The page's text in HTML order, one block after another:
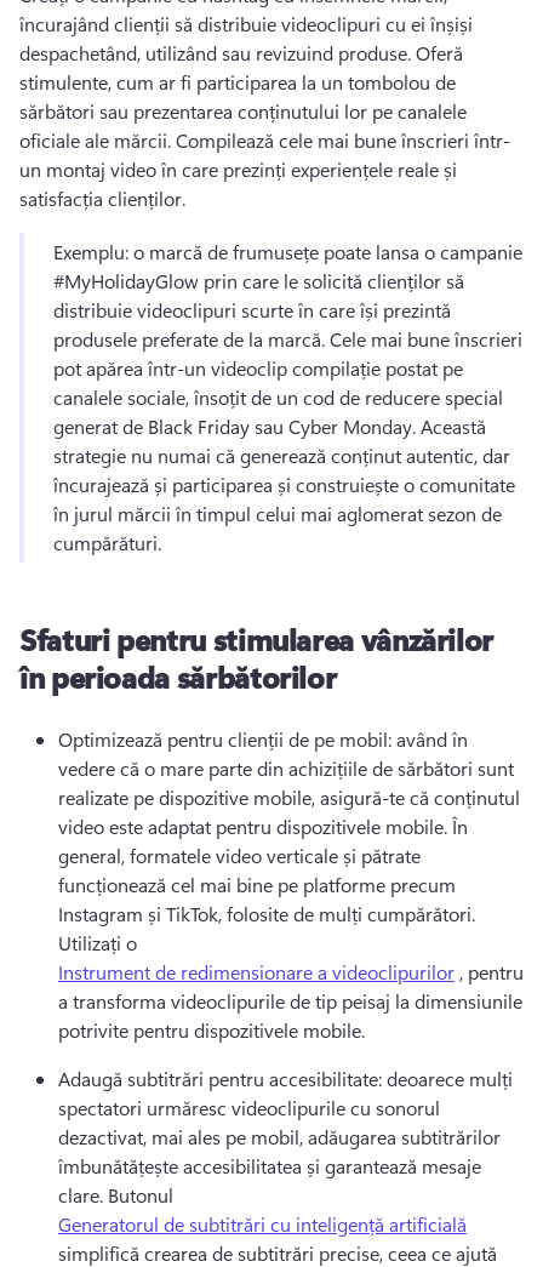
încurajând clienții să distribuie videoclipuri cu ei înșiși
despachetând, utilizând sau revizuind produse. Oferă
stimulente, cum ar fi participarea la un tombolou de
sărbători sau prezentarea conținutului lor pe canalele
oficiale ale mărcii. Compilează cele mai bune înscrieri într-
un montaj video în care prezinți experiențele reale și
satisfacția clienților.
Exemplu: o marcă de frumusețe poate lansa o campanie
#MyHolidayGlow prin care le solicită clienților să
distribuie videoclipuri scurte în care își prezintă
produsele preferate de la marcă. Cele mai bune înscrieri
pot apărea într-un videoclip compilație postat pe
canalele sociale, însoțit de un cod de reducere special
generat de Black Friday sau Cyber Monday. Această
strategie nu numai că generează conținut autentic, dar
încurajează și participarea și construiește o comunitate
în jurul mărcii în timpul celui mai aglomerat sezon de
cumpărături.
Sfaturi pentru stimularea vânzărilor
în perioada sărbătorilor
Optimizează pentru clienții de pe mobil: având în
vedere că o mare parte din achizițiile de sărbători sunt
realizate pe dispozitive mobile, asigură-te că conținutul
video este adaptat pentru dispozitivele mobile. În
general, formatele video verticale și pătrate
funcționează cel mai bine pe platforme precum
Utilizați o
Instrument de redimensionare a videoclipurilor , pentru
a transforma videoclipurile de tip peisaj la dimensiunile
potrivite pentru dispozitivele mobile.
Adaugă subtitrări pentru accesibilitate: deoarece mulți
spectatori urmăresc videoclipurile cu sonorul
dezactivat, mai ales pe mobil, adăugarea subtitrărilor
îmbunătățește accesibilitatea și garantează mesaje
clare. Butonul
Generatorul de subtitrări cu inteligență artificială
simplifică crearea de subtitrări precise, ceea ce ajută